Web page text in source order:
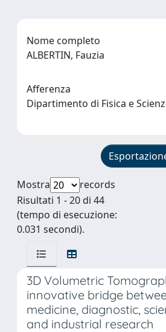
Nome completo
ALBERTIN, Fauzia
Afferenza
Dipartimento di Fisica e
Mostra
records
Risultati 1 - 20 di 44
(tempo di esecuzione:
0.031 secondi).
3D Volumetric
innovative bridge
medicine, diagnostic,
and industrial research